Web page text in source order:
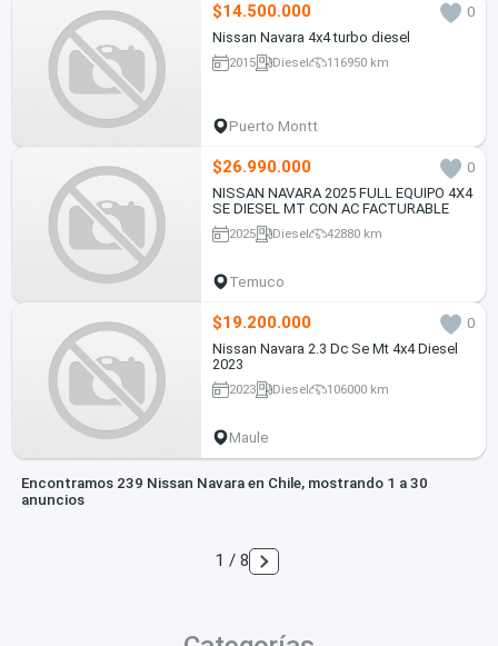
$14.500.000
0
Nissan Navara 4x4 turbo diesel
2015 Diesel 116950 km
Puerto Montt
$26.990.000
0
NISSAN NAVARA 2025 FULL EQUIPO 4X4
SE DIESEL MT CON AC FACTURABLE
2025 Diesel 42880 km
Temuco
$19.200.000
0
Nissan Navara 2.3 Dc Se Mt 4x4 Diesel
2023
2023 Diesel 106000 km
Maule
Encontramos 239 Nissan Navara en Chile, mostrando 1 a 30
anuncios
1 / 8